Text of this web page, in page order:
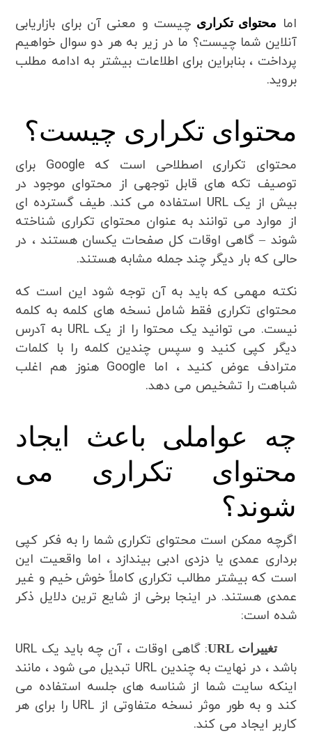
اما محتوای تکراری چیست و معنی آن برای بازاریابی
آنلاین شما چیست؟ ما در زیر به هر دو سوال خواهیم
پرداخت ، بنابراین برای اطلاعات بیشتر به ادامه مطلب
بروید.
محتوای تکراری چیست؟
محتوای تکراری اصطلاحی است که Google برای
توصیف تکه های قابل توجهی از محتوای موجود در
بیش از یک URL استفاده می کند. طیف گسترده ای
از موارد می توانند به عنوان محتوای تکراری شناخته
شوند – گاهی اوقات کل صفحات یکسان هستند ، در
حالی که بار دیگر چند جمله مشابه هستند.
نکته مهمی که باید به آن توجه شود این است که
محتوای تکراری فقط شامل نسخه های کلمه به کلمه
نیست. می توانید یک محتوا را از یک URL به آدرس
دیگر کپی کنید و سپس چندین کلمه را با کلمات
مترادف عوض کنید ، اما Google هنوز هم اغلب
شباهت را تشخیص می دهد.
چه عواملی باعث ایجاد
محتوای تکراری می
شوند؟
اگرچه ممکن است محتوای تکراری شما را به فکر کپی
برداری عمدی یا دزدی ادبی بیندازد ، اما واقعیت این
است که بیشتر مطالب تکراری کاملاً خوش خیم و غیر
عمدی هستند. در اینجا برخی از شایع ترین دلایل ذکر
شده است:
تغییرات URL
: گاهی اوقات ، آن چه باید یک URL
باشد ، در نهایت به چندین URL تبدیل می شود ، مانند
اینکه سایت شما از شناسه های جلسه استفاده می
کند و به طور موثر نسخه متفاوتی از URL را برای هر
کاربر ایجاد می کند.